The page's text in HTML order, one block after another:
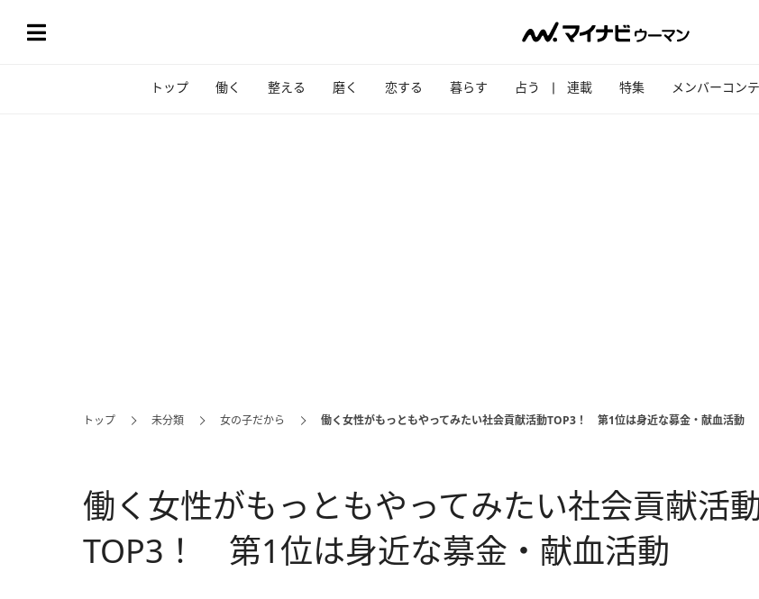
トップ 働く 整える 磨く 恋する 暮らす 占う 連載 特集 メンバーコン
トップ 未分類 女の子だから 働く女性がもっともやってみたい社会貢献活動TOP3！ 第1位は身近な募金・献血活動
働く女性がもっともやってみたい社会貢献活
TOP3！ 第1位は身近な募金・献血活動